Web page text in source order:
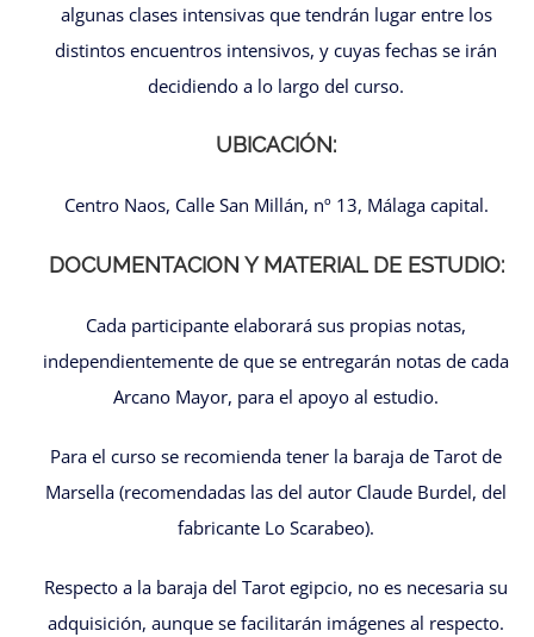
algunas clases intensivas que tendrán lugar entre los
distintos encuentros intensivos, y cuyas fechas se irán
decidiendo a lo largo del curso.
UBICACIÓN:
Centro Naos, Calle San Millán, nº 13, Málaga capital.
DOCUMENTACION Y MATERIAL DE ESTUDIO:
Cada participante elaborará sus propias notas,
independientemente de que se entregarán notas de cada
Arcano Mayor, para el apoyo al estudio.
Para el curso se recomienda tener la baraja de Tarot de
Marsella (recomendadas las del autor Claude Burdel, del
fabricante Lo Scarabeo).
Respecto a la baraja del Tarot egipcio, no es necesaria su
adquisición, aunque se facilitarán imágenes al respecto.